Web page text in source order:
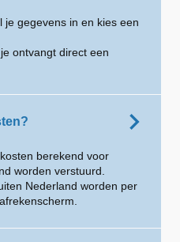
je gegevens in en kies een
ontvangt direct een
berekend voor
worden verstuurd.
Nederland worden per